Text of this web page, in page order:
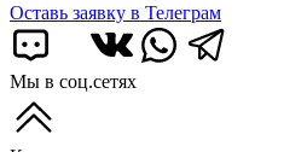
Оставь заявку в Телеграм
Мы в соц.сетях